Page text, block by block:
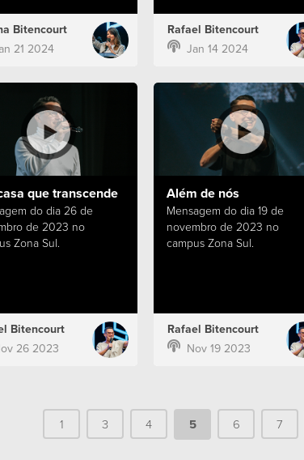
Bitencourt
21 2024
Rafael Bitencourt
Jan 14 2024
que transcende
do dia 26 de
de 2023 no
Zona Sul.
Bitencourt
26 2023
Além de nós
Mensagem do dia 19 de
novembro de 2023 no
campus Zona Sul.
Rafael Bitencourt
Nov 19 2023
1 3 4 5 6 7